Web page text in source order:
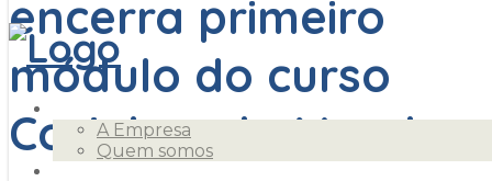
A Empresa
Quem somos
encerra primeiro
módulo do curso
Cozinhas do Mundo